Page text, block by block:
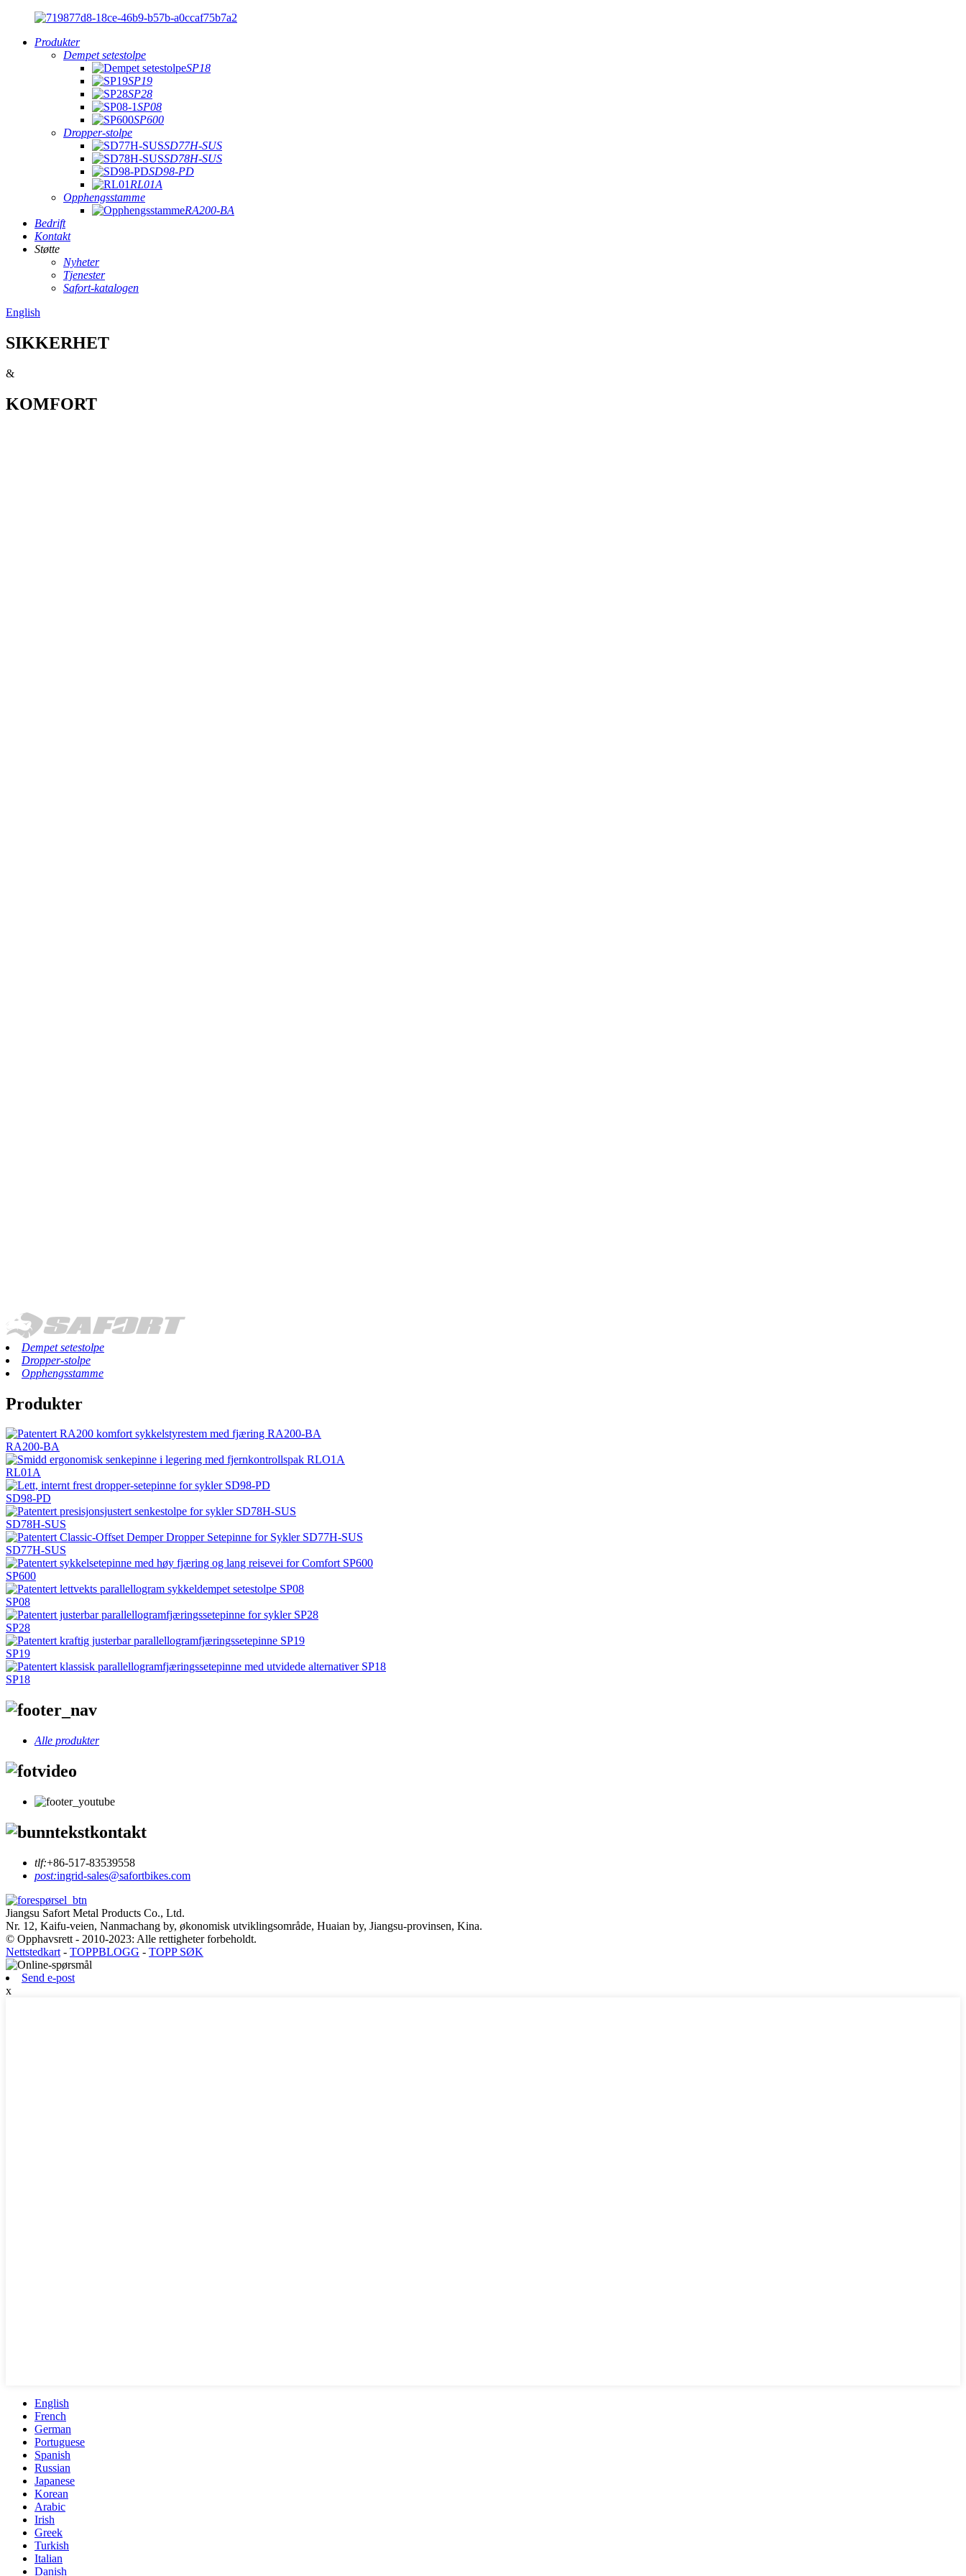
Produkter
Dempet setestolpe
SP18
SP19
SP28
SP08
SP600
Dropper-stolpe
SD77H-SUS
SD78H-SUS
SD98-PD
RL01A
Opphengsstamme
RA200-BA
Bedrift
Kontakt
Støtte
Nyheter
Tjenester
Safort-katalogen
English
SIKKERHET
&
KOMFORT
Dempet setestolpe
Dropper-stolpe
Opphengsstamme
Produkter
RA200-BA
RL01A
SD98-PD
SD78H-SUS
SD77H-SUS
SP600
SP08
SP28
SP19
SP18
Alle produkter
tlf:+86-517-83539558
post:ingrid-sales@safortbikes.com
Jiangsu Safort Metal Products Co., Ltd.
Nr. 12, Kaifu-veien, Nanmachang by, økonomisk utviklingsområde, Huaian by, Jiangsu-provinsen, Kina.
© Opphavsrett - 2010-2023: Alle rettigheter forbeholdt.
Nettstedkart - TOPPBLOGG - TOPP SØK
Send e-post
x
English
French
German
Portuguese
Spanish
Russian
Japanese
Korean
Arabic
Irish
Greek
Turkish
Italian
Danish